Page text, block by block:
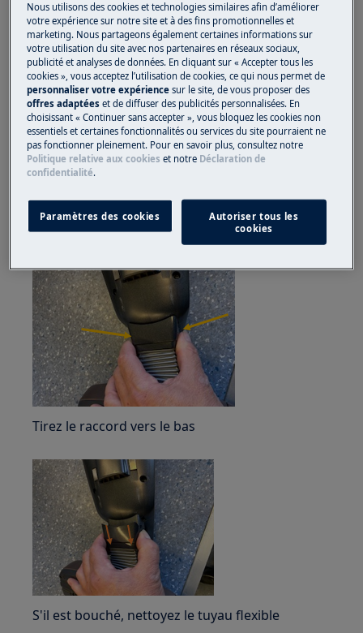
ici
Le tuyau / tuyau flexible (conduit d'air à
l'arrière de la buse) est bouché: retirez
l'unité manuelle de la partie balai et
vérifiez le conduit d'air et le tuyau flexible
(voir les instructions ci-dessous).
Pour déceler si l'unité manuelle est
bouchée, retirez le bac à poussière et
vérifiez l'entrée d'air.
Appuyez simultanément sur le raccord
Tirez le raccord vers le bas
S'il est bouché, nettoyez le tuyau flexible
Nous utilisons des cookies et technologies similaires afin d’améliorer
votre expérience sur notre site et à des fins promotionnelles et
marketing. Nous partageons également certaines informations sur
votre utilisation du site avec nos partenaires en réseaux sociaux,
publicité et analyses de données. En cliquant sur « Accepter tous les
cookies », vous acceptez l’utilisation de cookies, ce qui nous permet de
personnaliser votre expériencesur le site, de vous proposer des
offres adaptées et de diffuser des publicités personnalisées. En
choisissant « Continuer sans accepter », vous bloquez les cookies non
essentiels et certaines fonctionnalités ou services du site pourraient ne
pas fonctionner pleinement. Pour en savoir plus, consultez notre
Politique relative aux cookies et notre Déclaration de
confidentialité.
Paramètres des cookies
Autoriser tous les
cookies